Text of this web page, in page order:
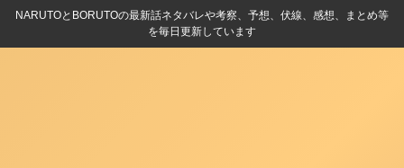
NARUTOとBORUTOの最新話ネタバレや考察、予想、伏線、感想、まとめ等
を毎日更新しています